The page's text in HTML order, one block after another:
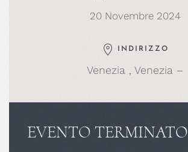
20 Novembre 2024
INDIRIZZO
Venezia , Venezia –
EVENTO TERMINATO